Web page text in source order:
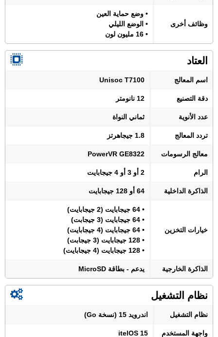
وظائف أخرى
• وضع حماية العين
• الوضع الليلي
• 16 مليون لون
العتاد
اسم المعالج Unisoc T7100
دقة التصنيع 12 نانومتر
عدد الأنوية ثماني النواة
تردد المعالج 1.8 جيجاهرتز
معالج الرسومات PowerVR GE8322
الرام 2 أو 3 أو 4 جيجابايت
الذاكرة الداخلية 64 أو 128 جيجابايت
خيارات التخزين
• 64 جيجابايت (2 جيجابايت)
• 64 جيجابايت (3 جيجابت)
• 64 جيجابايت (4 جيجابايت)
• 128 جيجابايت (3 جيجابت)
• 128 جيجابايت (4 جيجابايت)
الذاكرة الخارجية يدعم - بطاقة MicroSD
نظام التشغيل
نظام التشغيل اندرويد 15 (نسخة Go)
واجهة المستخدم itelOS 15